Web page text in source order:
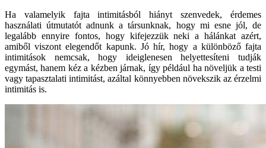
Ha valamelyik fajta intimitásból hiányt szenvedek, érdemes
használati útmutatót adnunk a társunknak, hogy mi esne jól, de
legalább ennyire fontos, hogy kifejezzük neki a hálánkat azért,
amiből viszont elegendőt kapunk. Jó hír, hogy a különböző fajta
intimitások nemcsak, hogy ideiglenesen helyettesíteni tudják
egymást, hanem kéz a kézben járnak, így például ha növeljük a testi
vagy tapasztalati intimitást, azáltal könnyebben növekszik az érzelmi
intimitás is.